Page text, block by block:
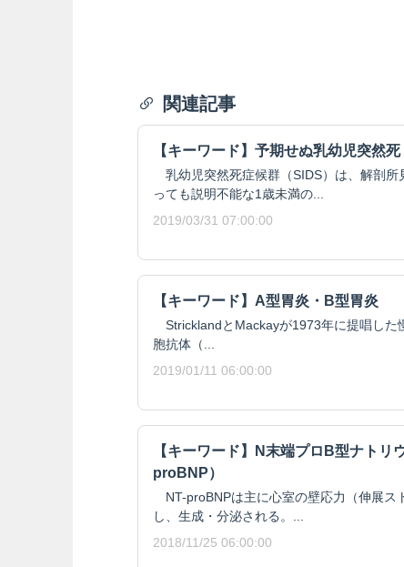
関連記事
【キーワード】予期せぬ乳幼児突然死
乳幼児突然死症候群（SIDS）は、解剖所
っても説明不能な1歳未満の...
2019/03/31 07:00:00
【キーワード】A型胃炎・B型胃炎
StricklandとMackayが1973年に提唱した
胞抗体（...
2019/01/11 06:00:00
【キーワード】N末端プロB型ナトリ
proBNP）
NT-proBNPは主に心室の壁応力（伸展ス
し、生成・分泌される。...
2018/11/25 06:00:00